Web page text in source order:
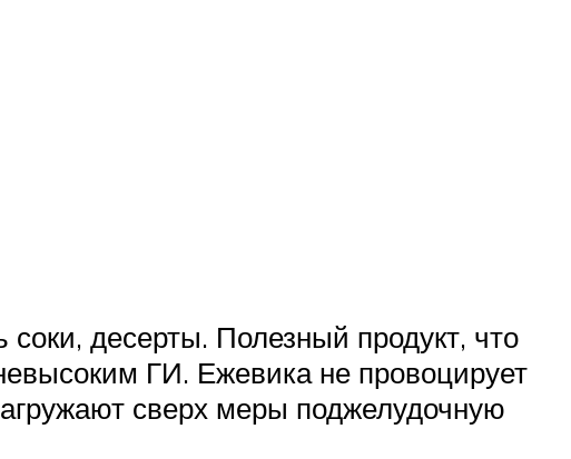
десерты. Полезный продукт, что
ГИ. Ежевика не провоцирует
сверх меры поджелудочную